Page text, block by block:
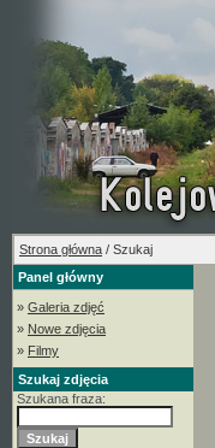
Strona główna / Szukaj
Panel główny
» Galeria zdjęć
» Nowe zdjęcia
» Filmy
Szukaj zdjęcia
Szukana fraza: